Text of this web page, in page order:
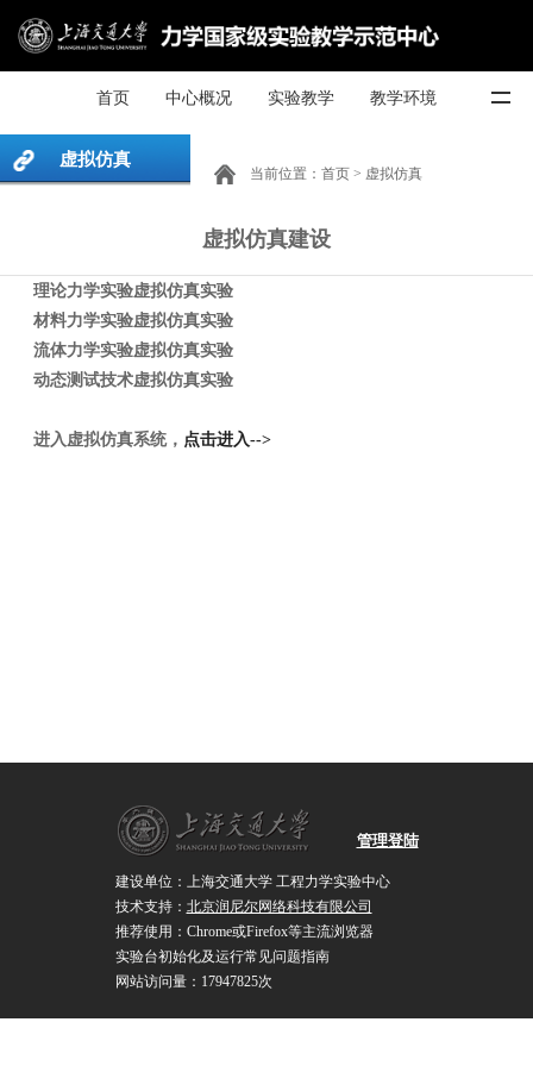
首页 中心概况 实验教学 教学环境
虚拟仿真
当前位置： 首页 > 虚拟仿真
虚拟仿真建设
理论力学实验虚拟仿真实验
材料力学实验虚拟仿真实验
流体力学实验虚拟仿真实验
动态测试技术虚拟仿真实验
进入虚拟仿真系统， 点击进入-->
管理登陆
建设单位：上海交通大学 工程力学实验中心
技术支持： 北京润尼尔网络科技有限公司
推荐使用：Chrome或Firefox等主流浏览器
实验台初始化及运行常见问题指南
网站访问量：17947825次